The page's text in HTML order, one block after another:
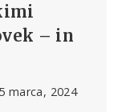
– in
marca, 2024